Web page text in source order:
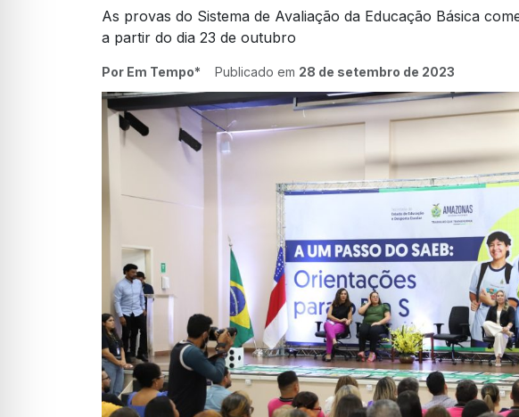
As provas do Sistema de Avaliação da Educação Básica
a partir do dia 23 de outubro
Por Em Tempo* Publicado em 28 de setembro de 2023